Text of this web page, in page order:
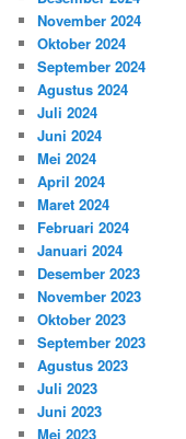
November 2024
Oktober 2024
September 2024
Agustus 2024
Juli 2024
Juni 2024
Mei 2024
April 2024
Maret 2024
Februari 2024
Januari 2024
Desember 2023
November 2023
Oktober 2023
September 2023
Agustus 2023
Juli 2023
Juni 2023
Mei 2023